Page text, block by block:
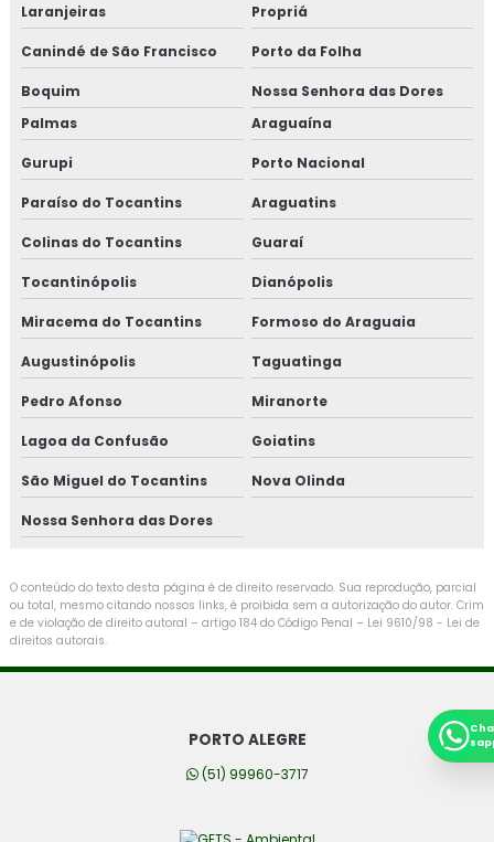
Laranjeiras Propriá
Canindé de São Francisco Porto da Folha
Boquim
Nossa Senhora das Dores
Palmas
Araguaína
Gurupi Porto Nacional
Paraíso do Tocantins Araguatins
Colinas do Tocantins Guaraí
Tocantinópolis Dianópolis
Miracema do Tocantins Formoso do Araguaia
Augustinópolis Taguatinga
Pedro Afonso Miranorte
Lagoa da Confusão Goiatins
São Miguel do Tocantins Nova Olinda
Nossa Senhora das Dores
O conteúdo do texto desta página é de direito reservado. Sua reprodução, parcial
ou total, mesmo citando nossos links, é proibida sem a autorização do autor. Crim
e de violação de direito autoral – artigo 184 do Código Penal – Lei 9610/98 - Lei de
direitos autorais.
PORTO ALEGRE
(51) 99960-3717